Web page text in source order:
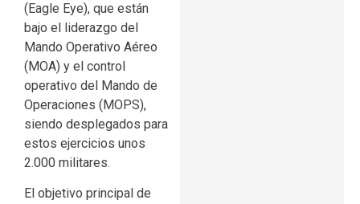
(Eagle Eye), que están
bajo el liderazgo del
Mando Operativo Aéreo
(MOA) y el control
operativo del Mando de
Operaciones (MOPS),
siendo desplegados para
estos ejercicios unos
2.000 militares.
El objetivo principal de